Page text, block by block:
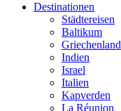
Destinationen
Städtereisen
Baltikum
Griechenland
Indien
Israel
Italien
Kapverden
La Réunion